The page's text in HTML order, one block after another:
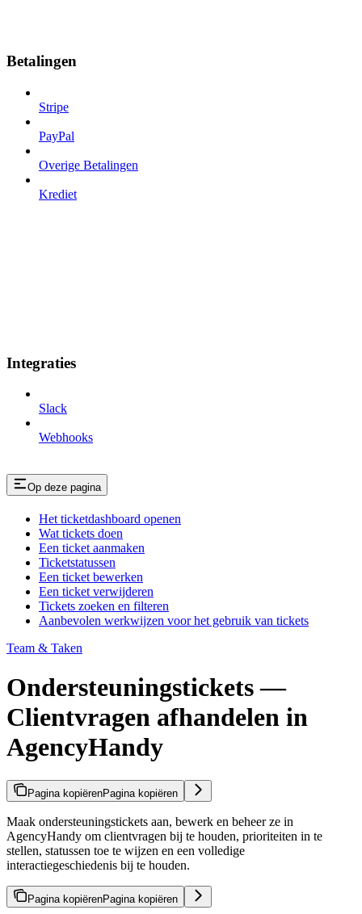
Betalingen
Stripe
PayPal
Overige Betalingen
Krediet
Integraties
Slack
Webhooks
Op deze pagina
Het ticketdashboard openen
Wat tickets doen
Een ticket aanmaken
Ticketstatussen
Een ticket bewerken
Een ticket verwijderen
Tickets zoeken en filteren
Aanbevolen werkwijzen voor het gebruik van tickets
Team & Taken
Ondersteuningstickets —
Clientvragen afhandelen in
AgencyHandy
Pagina kopiërenPagina kopiëren
Maak ondersteuningstickets aan, bewerk en beheer ze in
AgencyHandy om clientvragen bij te houden, prioriteiten in te
stellen, statussen toe te wijzen en een volledige
interactiegeschiedenis bij te houden.
Pagina kopiërenPagina kopiëren